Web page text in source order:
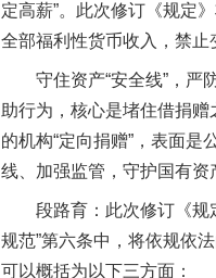
定高薪”。此次修订《规定
全部福利性货币收入，禁止
守住资产“安全线”，严防
助行为，核心是堵住借捐
的机构“定向捐赠”，表面
线、加强监管，守护国有资
段路育：此次修订《规定
规范”第六条中，将依规依
可以概括为以下三方面：